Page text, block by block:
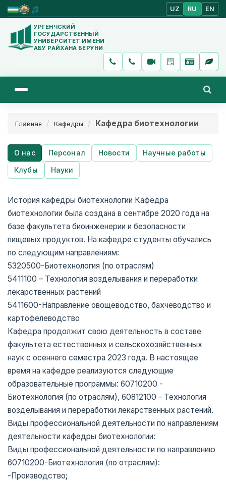
UZ RU EN
УРГЕНЧСКИЙ
ГОСУДАРСТВЕННЫЙ
УНИВЕРСИТЕТ ИМЕНИ
АБУ РАЙХАНА БЕРУНИ
Главная Кафедры Кафедра биотехнологии
О нас Персонал Новости
Научные работы
Клубы
Науки
История кафедры биотехнологии Кафедра
биотехнологии была создана в сентябре 2020 года на
базе факультета биоинженерии и безопасности
пищевых продуктов. На кафедре студенты обучались
по следующим направлениям:
5320500-Биотехнология (по отраслям)
5411100 – Технология возделывания и переработки
лекарственных растений
5411600-Направление овощеводство, бахчеводство и
картофелеводство
Кафедра продолжит свою деятельность в составе
факультета естественных и сельскохозяйственных
наук с осеннего семестра 2023 года. В настоящее
время на кафедре реализуются следующие
образовательные программы: 60710200 -
Биотехнология (по отраслям), 60812100 - Технология
возделывания и переработки лекарственных растений.
Виды профессиональной деятельности по направлениям
деятельности кафедры биотехнологии:
Виды профессиональной деятельности по направлению
60710200-Биотехнология (по отраслям):
-Производство;